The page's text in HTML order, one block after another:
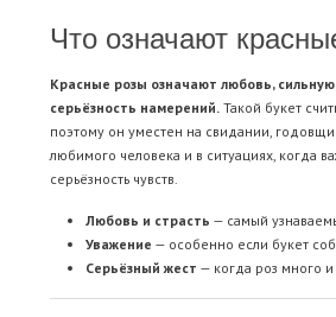
Что означают
Красные розы означают любовь,
серьёзность намерений. Такой букет
поэтому он уместен на свидании,
любимого человека и в ситуациях, когда
серьёзность чувств.
Любовь и страсть — самый
Уважение — особенно если букет
Серьёзный жест — когда роз много и